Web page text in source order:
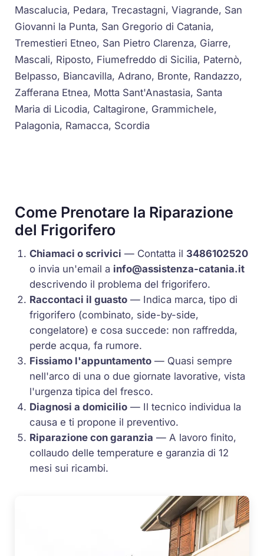
Mascalucia, Pedara, Trecastagni, Viagrande, San
Giovanni la Punta, San Gregorio di Catania,
Tremestieri Etneo, San Pietro Clarenza, Giarre,
Mascali, Riposto, Fiumefreddo di Sicilia, Paternò,
Belpasso, Biancavilla, Adrano, Bronte, Randazzo,
Zafferana Etnea, Motta Sant'Anastasia, Santa
Maria di Licodia, Caltagirone, Grammichele,
Palagonia, Ramacca, Scordia
Come Prenotare la Riparazione
del Frigorifero
Chiamaci o scrivici — Contatta il 3486102520
o invia un'email a info@assistenza-catania.it
descrivendo il problema del frigorifero.
Raccontaci il guasto — Indica marca, tipo di
frigorifero (combinato, side-by-side,
congelatore) e cosa succede: non raffredda,
perde acqua, fa rumore.
Fissiamo l'appuntamento — Quasi sempre
nell'arco di una o due giornate lavorative, vista
l'urgenza tipica del fresco.
Diagnosi a domicilio — Il tecnico individua la
causa e ti propone il preventivo.
Riparazione con garanzia — A lavoro finito,
collaudo delle temperature e garanzia di 12
mesi sui ricambi.